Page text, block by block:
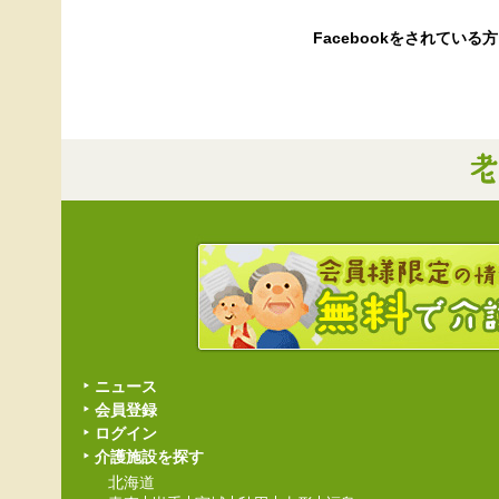
Facebookをされている
ニュース
会員登録
ログイン
介護施設を探す
北海道